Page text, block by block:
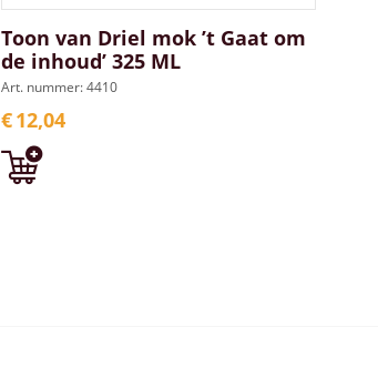
Toon van Driel mok ’t Gaat om
de inhoud’ 325 ML
Art. nummer: 4410
€12,04